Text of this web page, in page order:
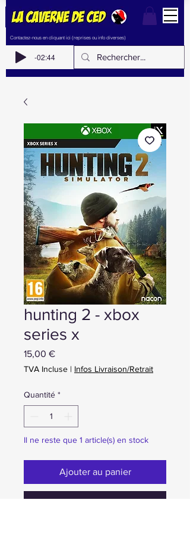
Contactez-nous en cliquant ici (reprises ou info diverses)
-02:44
hunting 2 - xbox
series x
15,00 €Prix
TVA Incluse | Infos Livraison/Retrait
Quantité *
Il ne reste que 1 article(s) en stock
Ajouter au panier